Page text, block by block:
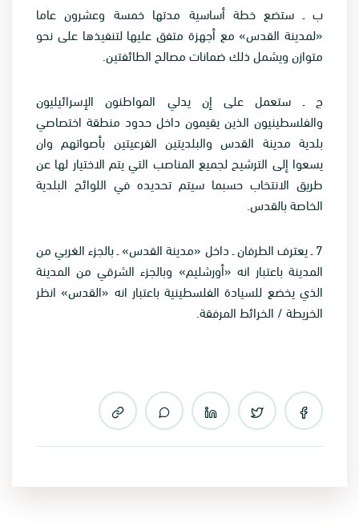
ب ـ ستضع خطة أساسية مدتها خمسة وعشرون عاما
«لمدينة القدس» مع أجهزة متفق عليها لتنفيذها على نحو
متوازن ويشمل ذلك ضمانات مصالح الطائفتين.
ج ـ ستعمل على إن يدلي المواطنون الإسرائيليون
والفلسطينيون الذين يقيمون داخل حدود منطقة اختصاصي
بلدية مدينة القدس والبلديتين الفرعيتين بأصواتهم وان
يسعوا إلى الترشيح لجميع المناصب التي يتم الاختيار لها عن
طريق الانتخاب حسبما سيتم تحديده في اللوائح البلدية
الخاصة بالقدس.
7ـ يعترف الطرفان ـ داخل «مدينة القدس» ـ بالجزء الغربي من
المدينة باعتبار انه «أورشليم» وبالجزء الشرقي من المدينة
الذي يخضع للسيادة الفلسطينية باعتبار انه «القدس» انظر
الخريطة / الخرائط المرفقة.